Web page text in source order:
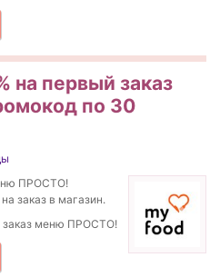
на первый заказ
по 30
ПРОСТО!
заказ в магазин.
заказ меню ПРОСТО!